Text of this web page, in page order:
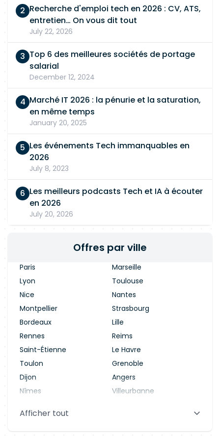
à formaliser des spécifications fonctionnelles.
Connaissance des interfaces, reprises de
données, workflows et outils de reporting.
Connaissance de Power Platform, Power BI,
Electronic Reporting ou X++ appréciée.
Capacité à travailler avec des équipes métiers
et techniques. Profil Formation supérieure en
finance, gestion, logistique ou systèmes
d'information. Minimum 5 ans d'expérience sur
des projets ERP. Expérience significative sur un
projet Microsoft Dynamics 365. Autonomie,
rigueur, capacité d'analyse et bonnes qualités
relationnelles.
Recherche d'emploi tech en 2026 : CV, ATS,
entretien… On vous dit tout
July 22, 2026
Top 6 des meilleures sociétés de portage
salarial
December 12, 2024
Marché IT 2026 : la pénurie et la saturation,
en même temps
January 20, 2025
Les événements Tech immanquables en
2026
July 8, 2023
Les meilleurs podcasts Tech et IA à écouter
en 2026
July 20, 2026
Offres par ville
Paris
Marseille
Lyon
Toulouse
Nice
Nantes
Montpellier
Strasbourg
Bordeaux
Lille
Rennes
Reims
Saint-Étienne
Le Havre
Toulon
Grenoble
Dijon
Angers
Nîmes
Villeurbanne
Aix-en-Provence
Afficher tout